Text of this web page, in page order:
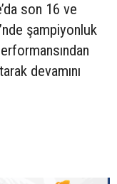
son 16 ve
şampiyonluk
devamını